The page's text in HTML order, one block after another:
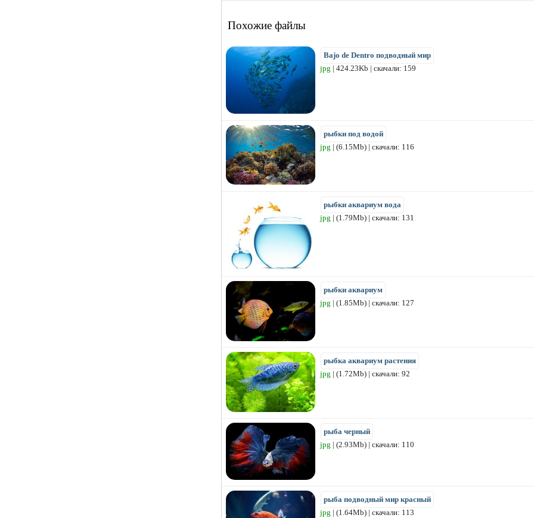
Похожие файлы
Bajo de Dentro подводный мир
jpg | 424.23Kb | скачали: 159
рыбки под водой
jpg | (6.15Mb) | скачали: 116
рыбки аквариум вода
jpg | (1.79Mb) | скачали: 131
рыбки аквариум
jpg | (1.85Mb) | скачали: 127
рыбка аквариум растения
jpg | (1.72Mb) | скачали: 92
рыба черный
jpg | (2.93Mb) | скачали: 110
рыба подводный мир красный
jpg | (1.64Mb) | скачали: 113